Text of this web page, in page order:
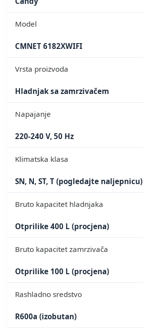
Model
CMNET 6182XWIFI
Vrsta proizvoda
Hladnjak sa zamrzivačem
Napajanje
220-240 V, 50 Hz
Klimatska klasa
SN, N, ST, T (pogledajte naljepnicu)
Bruto kapacitet hladnjaka
Otprilike 400 L (procjena)
Bruto kapacitet zamrzivača
Otprilike 100 L (procjena)
Rashladno sredstvo
R600a (izobutan)